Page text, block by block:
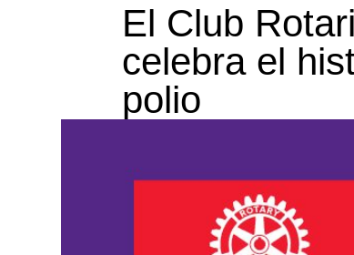
El Club
celebra el
polio